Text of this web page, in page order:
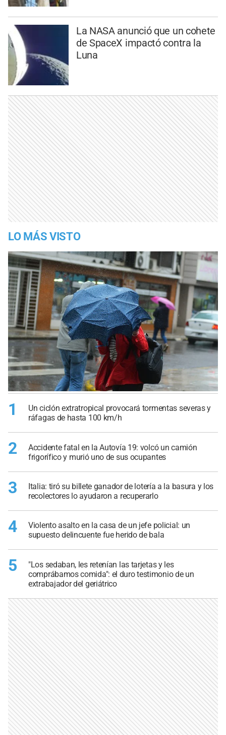
La NASA anunció que un cohete
de SpaceX impactó contra la
Luna
LO MÁS VISTO
1
Un ciclón extratropical provocará tormentas severas y
ráfagas de hasta 100 km/h
2
Accidente fatal en la Autovía 19: volcó un camión
frigorífico y murió uno de sus ocupantes
3
Italia: tiró su billete ganador de lotería a la basura y los
recolectores lo ayudaron a recuperarlo
4
Violento asalto en la casa de un jefe policial: un
supuesto delincuente fue herido de bala
5
"Los sedaban, les retenían las tarjetas y les
comprábamos comida": el duro testimonio de un
extrabajador del geriátrico